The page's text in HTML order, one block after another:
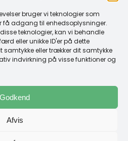
bruger vi teknologier som
få adgang til enhedsoplysninger.
teknologier, kan vi behandle
eller unikke ID'er på dette
samtykke eller trækker dit samtykke
indvirkning på visse funktioner og
Godkend
Afvis